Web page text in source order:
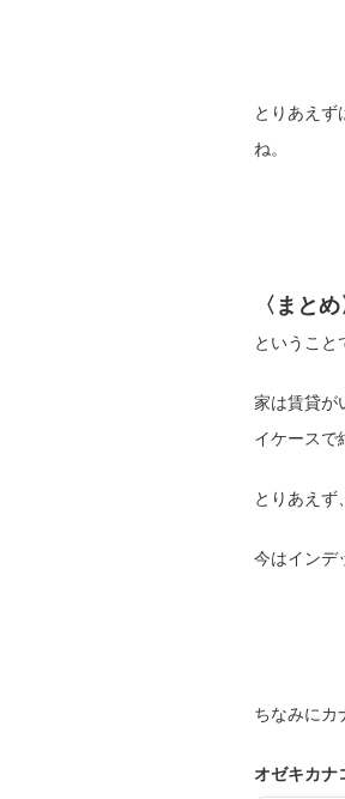
とりあえず
ね。
〈まとめ
ということ
家は賃貸が
イケースで
とりあえず
今はインデ
ちなみにカ
オゼキカナ